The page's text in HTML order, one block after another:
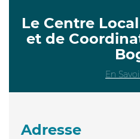
Le Centre
et de
En
Adresse